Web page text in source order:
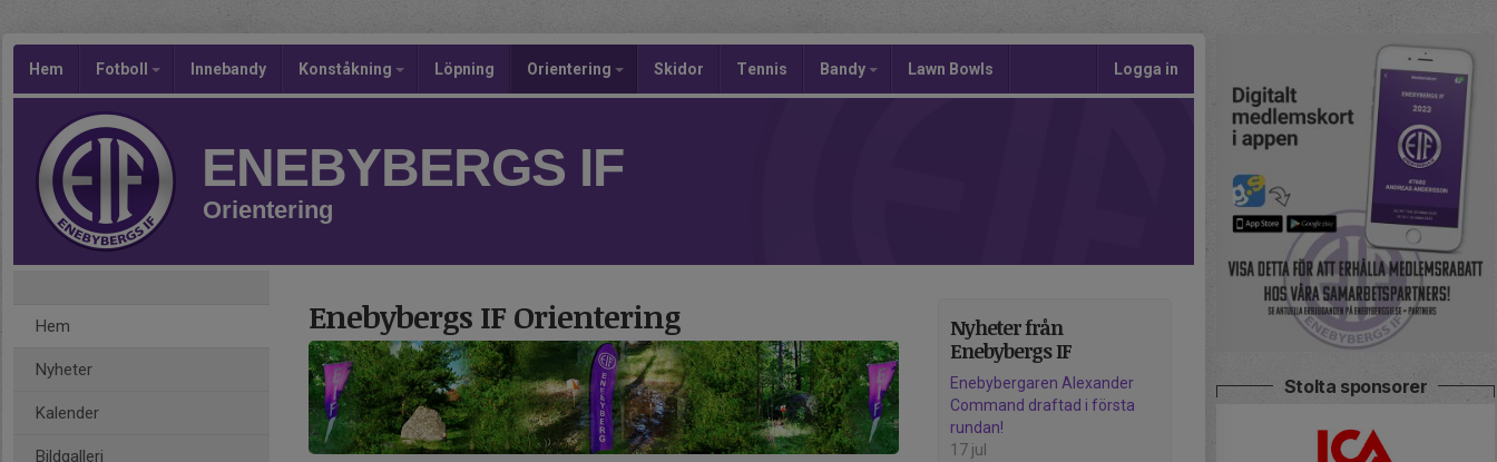
Hem Fotboll Innebandy Konståkning Löpning Orientering Skidor Tennis Bandy Lawn Bowls Logga in
ENEBYBERGS IF
Orientering
Hem
Nyheter
Kalender
Bildgalleri
Nyheter från
Enebybergs IF
Enebybergaren Alexander
Command draftad i första
rundan!
17 jul
Enebybergs IF Orientering
Stolta sponsorer